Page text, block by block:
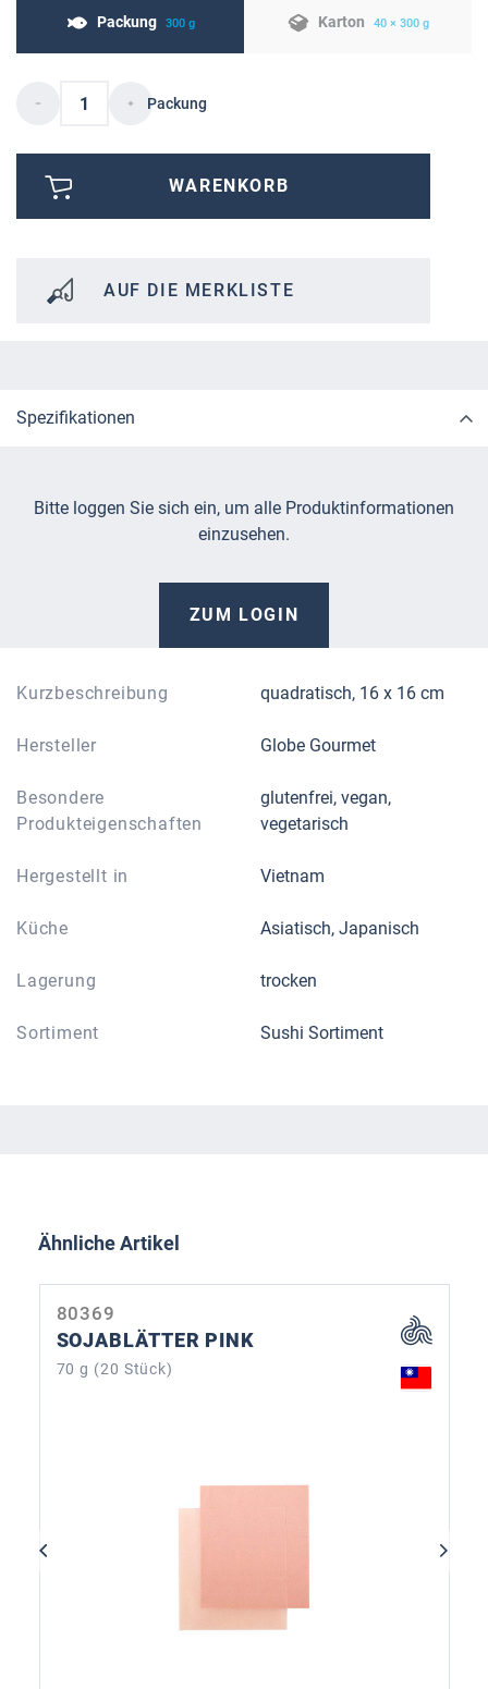
Packung 300 g Karton 40 × 300 g
Packung
WARENKORB
AUF DIE MERKLISTE
Spezifikationen
Bitte loggen Sie sich ein, um alle Produktinformationen
einzusehen.
ZUM LOGIN
Kurzbeschreibung quadratisch, 16 x 16 cm
Hersteller Globe Gourmet
Besondere
Produkteigenschaften
glutenfrei, vegan,
vegetarisch
Hergestellt in Vietnam
Küche Asiatisch, Japanisch
Lagerung trocken
Sortiment Sushi Sortiment
Produktgalerie überspringen
Ähnliche Artikel
80369
SOJABLÄTTER PINK
70 g (20 Stück)